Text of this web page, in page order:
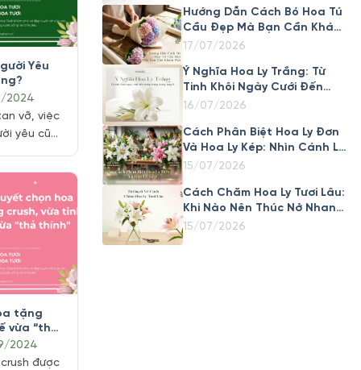
Tphcm?
Yêu
2024
vỡ, việc
yêu cũ
thể là cầu
cũng có
cảm xúc
hay
cho
tặng,
tặng
vừa “thả
2024
được
Hướng Dẫn Cách Bó Hoa Tú
Cầu Đẹp Mà Bạn Cần Khám
Phá
17/07/2026
Ý Nghĩa Hoa Ly Trắng: Từ
Tinh Khôi Ngày Cưới Đến
Trang Trọng Trong Tang Lễ
16/07/2026
Cách Phân Biệt Hoa Ly Đơn
Và Hoa Ly Kép: Nhìn Cánh Là
Biết Ngay
15/07/2026
Cách Chăm Hoa Ly Tươi Lâu:
Khi Nào Nên Thúc Nở Nhanh,
Khi Nào Nên Giữ Nụ
15/07/2026